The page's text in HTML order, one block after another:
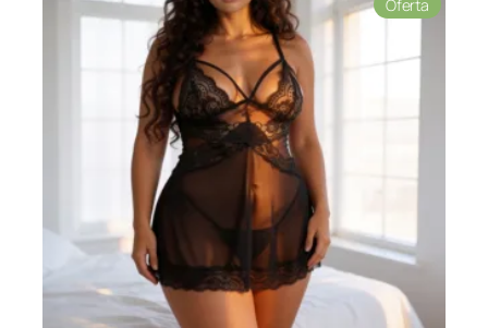
original
era:
$42,999.
actual
es:
$34,999.
Oferta
en